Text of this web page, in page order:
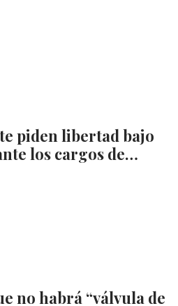
piden libertad bajo
los cargos de…
no habrá “válvula de